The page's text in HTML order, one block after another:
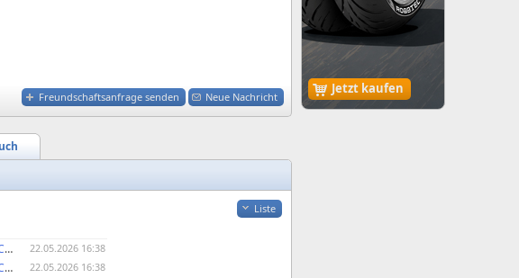
Jetzt kaufen
Freundschaftsanfrage senden Neue Nachricht
Liste
22.05.2026 16:38« heruntergeladen.
22.05.2026 16:38« heruntergeladen.